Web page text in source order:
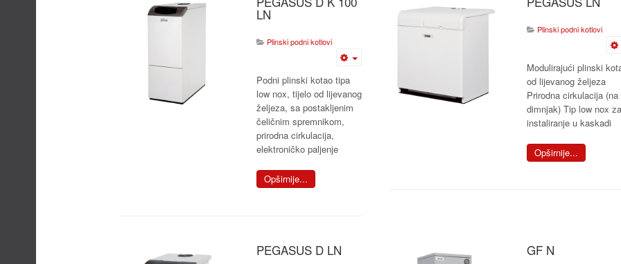
LN
Plinski podni kotlovi
Podni plinski kotao tipa
low nox, tijelo od lijevanog
željeza, sa postakljenim
čeličnim spremnikom,
prirodna cirkulacija,
elektroničko paljenje
Opširnije...
Plinski podni kotlovi
Modulirajući plinski
od lijevanog željeza
Prirodna cirkulacija (na
dimnjak) Tip low nox za
instaliranje u kaskadi
Opširnije...
PEGASUS D LN GF N